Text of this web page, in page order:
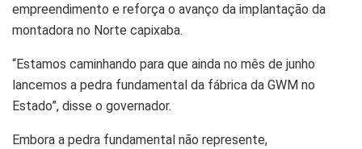
empreendimento e reforça o avanço da implantação da
montadora no Norte capixaba.
“Estamos caminhando para que ainda no mês de junho
lancemos a pedra fundamental da fábrica da GWM no
Estado”, disse o governador.
Embora a pedra fundamental não represente,